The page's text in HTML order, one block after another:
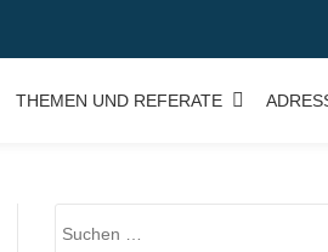
THEMEN UND REFERATE